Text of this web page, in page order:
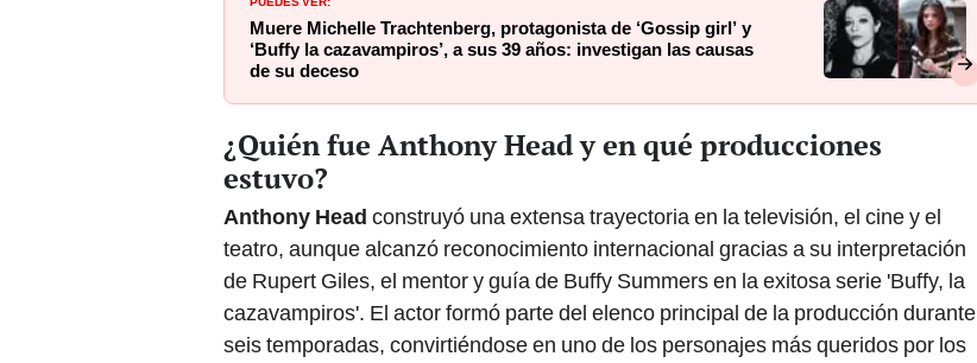
Muere Michelle Trachtenberg, protagonista de ‘Gossip girl’ y
‘Buffy la cazavampiros’, a sus 39 años: investigan las causas
de su deceso
¿Quién fue Anthony Head y en qué producciones
estuvo?
Anthony Head construyó una extensa trayectoria en la televisión, el cine y el
teatro, aunque alcanzó reconocimiento internacional gracias a su interpretación
de Rupert Giles, el mentor y guía de Buffy Summers en la exitosa serie 'Buffy, la
cazavampiros'. El actor formó parte del elenco principal de la producción durante
seis temporadas, convirtiéndose en uno de los personajes más queridos por los